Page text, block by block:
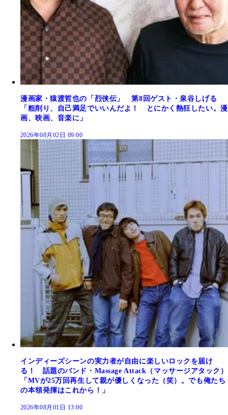
漫画家・猿渡哲也の「烈侠伝」 第8回ゲスト・泉谷しげる
「粗削り、自己満足でいいんだよ！ とにかく熱狂したい。漫
画、映画、音楽に」
2026年08月02日 09:00
インディーズシーンの実力者が自由に楽しいロックを届け
る！ 話題のバンド・Massage Attack（マッサージアタック）
「MVが25万回再生して親が優しくなった（笑）。でも俺たち
の本領発揮はこれから！」
2026年08月01日 13:00